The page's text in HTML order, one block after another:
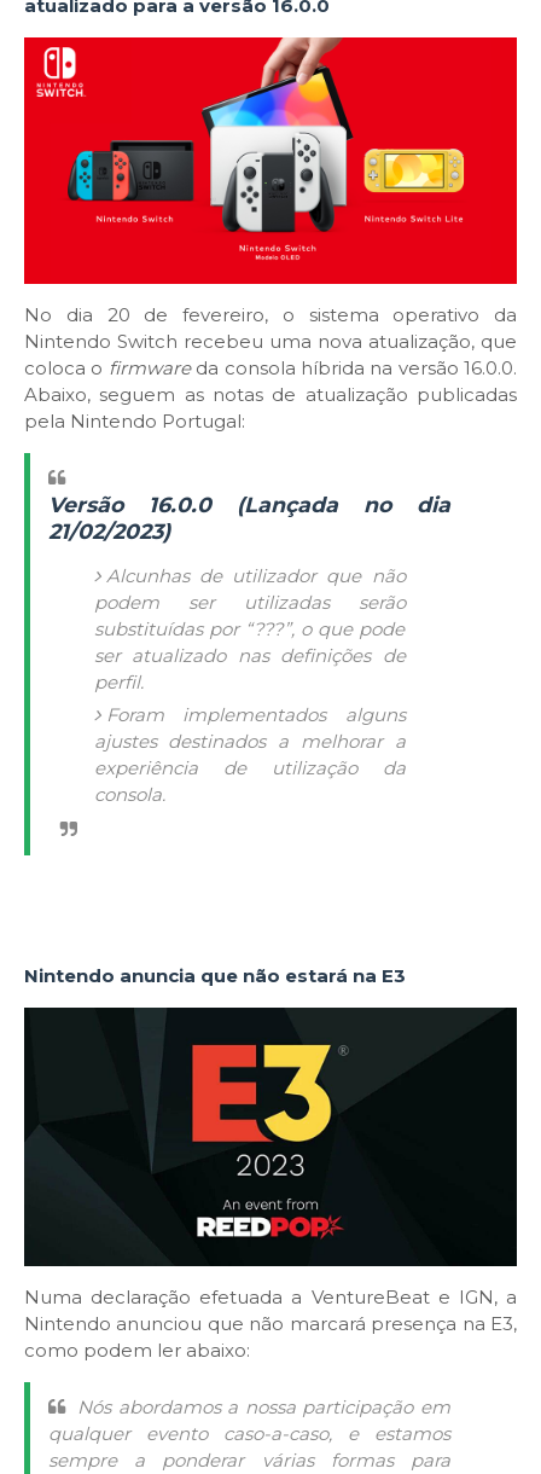
atualizado para a versão 16.0.0
No dia 20 de fevereiro, o sistema operativo da
Nintendo Switch recebeu uma nova atualização, que
coloca o firmware da consola híbrida na versão 16.0.0.
Abaixo, seguem as notas de atualização publicadas
pela Nintendo Portugal:
Versão 16.0.0 (Lançada no dia
21/02/2023)
Alcunhas de utilizador que não
podem ser utilizadas serão
substituídas por “???”, o que pode
ser atualizado nas definições de
perfil.
Foram implementados alguns
ajustes destinados a melhorar a
experiência de utilização da
consola.
Nintendo anuncia que não estará na E3
Numa declaração efetuada a VentureBeat e IGN, a
Nintendo anunciou que não marcará presença na E3,
como podem ler abaixo:
Nós abordamos a nossa participação em
qualquer evento caso-a-caso, e estamos
sempre a ponderar várias formas para